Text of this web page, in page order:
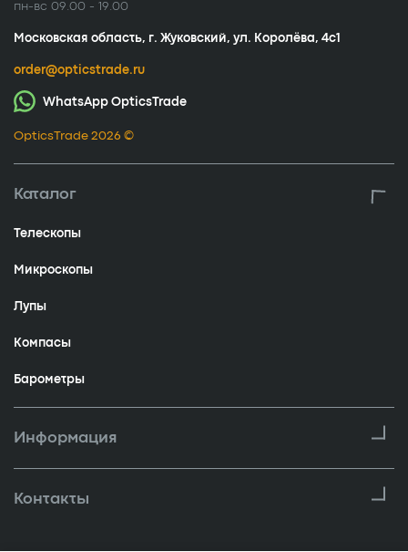
пн-вс 09.00 - 19.00
Московская область, г. Жуковский, ул. Королёва, 4с1
order@opticstrade.ru
WhatsApp OpticsTrade
OpticsTrade 2026 ©
Каталог
Телескопы
Микроскопы
Лупы
Компасы
Барометры
Информация
Контакты